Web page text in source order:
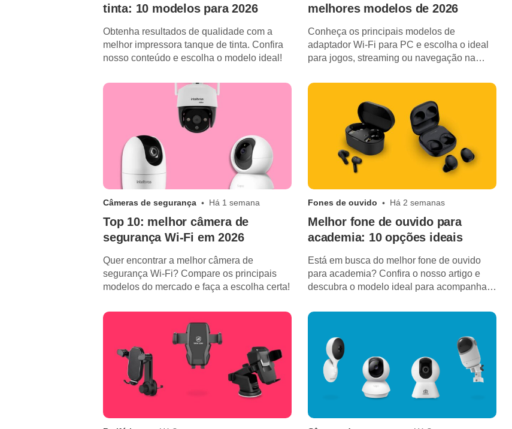
tinta: 10 modelos para 2026
Obtenha resultados de qualidade com a
melhor impressora tanque de tinta. Confira
nosso conteúdo e escolha o modelo ideal!
melhores modelos de 2026
Conheça os principais modelos de
adaptador Wi-Fi para PC e escolha o ideal
para jogos, streaming ou navegação na
Câmeras de segurança Há 1 semana
Top 10: melhor câmera de
segurança Wi-Fi em 2026
Quer encontrar a melhor câmera de
segurança Wi-Fi? Compare os principais
modelos do mercado e faça a escolha certa!
Fones de ouvido Há 2 semanas
Melhor fone de ouvido para
academia: 10 opções ideais
Está em busca do melhor fone de ouvido
para academia? Confira o nosso artigo e
descubra o modelo ideal para acompanhar